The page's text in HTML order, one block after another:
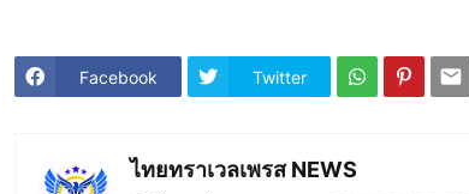
Facebook Twitter
ไทยทราเวลเพรส NEWS